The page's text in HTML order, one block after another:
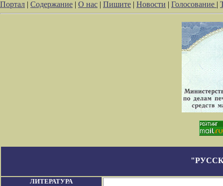
Портал | Содержание | О нас | Пишите | Новости | Голосование |
ЛИТЕРАТУРА